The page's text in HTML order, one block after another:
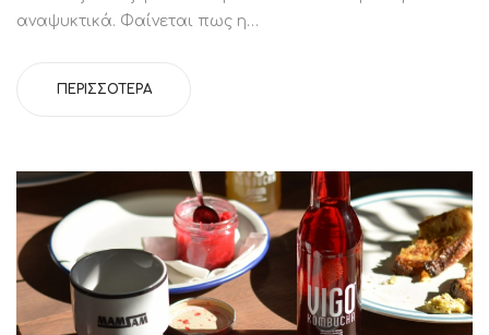
αναψυκτικά. Φαίνεται πως η…
ΠΕΡΙΣΣΌΤΕΡΑ